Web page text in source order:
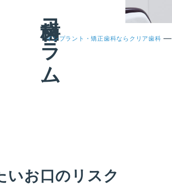
歯科コラム
インプラント・矯正歯科ならクリア歯科 —
いお口のリスク